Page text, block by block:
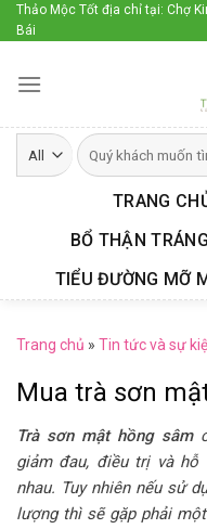
Skip
to
Thảo Mộc Tốt địa chỉ tại: Chợ
Bái
TRANG
BỔ THẬN
TIỂU ĐƯỜNG MỠ
Trang chủ » Tin tức và sự
Mua trà sơn
Trà sơn mật hồng sâm
giảm đau, điều trị và
nhau. Tuy nhiên nếu sử
lượng thì sẽ gặp phải